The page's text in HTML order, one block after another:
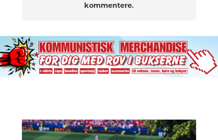
kommentere.